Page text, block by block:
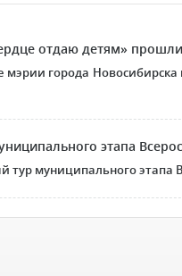
отдаю детям»
мэрии города
этапа
тур муниципального этапа